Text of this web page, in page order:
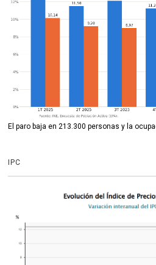
El paro baja en 213.300 personas y la
IPC